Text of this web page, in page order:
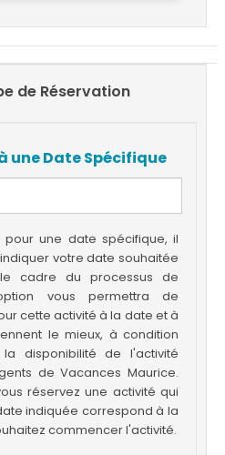
de Réservation
une Date Spécifique
une date spécifique, il
votre date souhaitée
cadre du processus de
vous permettra de
cette activité à la date et à
le mieux, à condition
disponibilité de l'activité
de Vacances Maurice.
réservez une activité qui
indiquée correspond à la
commencer l'activité.